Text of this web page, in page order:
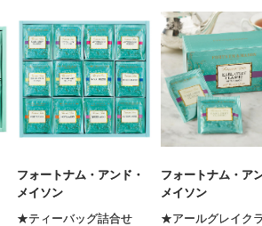
フォートナム・アンド・
メイソン
★ティーバッグ詰合せ
フォートナム・ア
メイソン
★アールグレイク